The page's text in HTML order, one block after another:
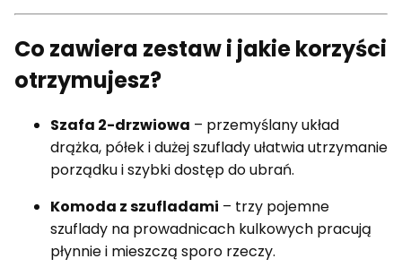
Co zawiera zestaw i jakie korzyści
otrzymujesz?
Szafa 2-drzwiowa – przemyślany układ
drążka, półek i dużej szuflady ułatwia utrzymanie
porządku i szybki dostęp do ubrań.
Komoda z szufladami – trzy pojemne
szuflady na prowadnicach kulkowych pracują
płynnie i mieszczą sporo rzeczy.